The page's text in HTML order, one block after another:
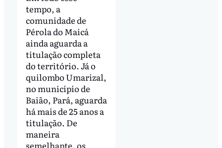
tempo, a
comunidade de
Pérola do Maicá
ainda aguarda a
titulação completa
do território. Já o
quilombo Umarizal,
no município de
Baião, Pará, aguarda
há mais de 25 anos a
titulação. De
maneira
semelhante, os